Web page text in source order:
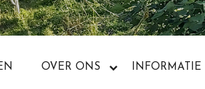
OVER ONS INFORMATIE